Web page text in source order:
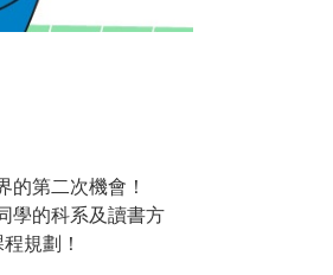
的第二次機會！
學的科系及讀書方
規劃！